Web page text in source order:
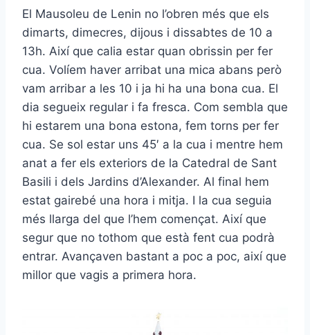
El Mausoleu de Lenin no l’obren més que els
dimarts, dimecres, dijous i dissabtes de 10 a
13h. Així que calia estar quan obrissin per fer
cua. Volíem haver arribat una mica abans però
vam arribar a les 10 i ja hi ha una bona cua. El
dia segueix regular i fa fresca. Com sembla que
hi estarem una bona estona, fem torns per fer
cua. Se sol estar uns 45′ a la cua i mentre hem
anat a fer els exteriors de la Catedral de Sant
Basili i dels Jardins d’Alexander. Al final hem
estat gairebé una hora i mitja. I la cua seguia
més llarga del que l’hem començat. Així que
segur que no tothom que està fent cua podrà
entrar. Avançaven bastant a poc a poc, així que
millor que vagis a primera hora.